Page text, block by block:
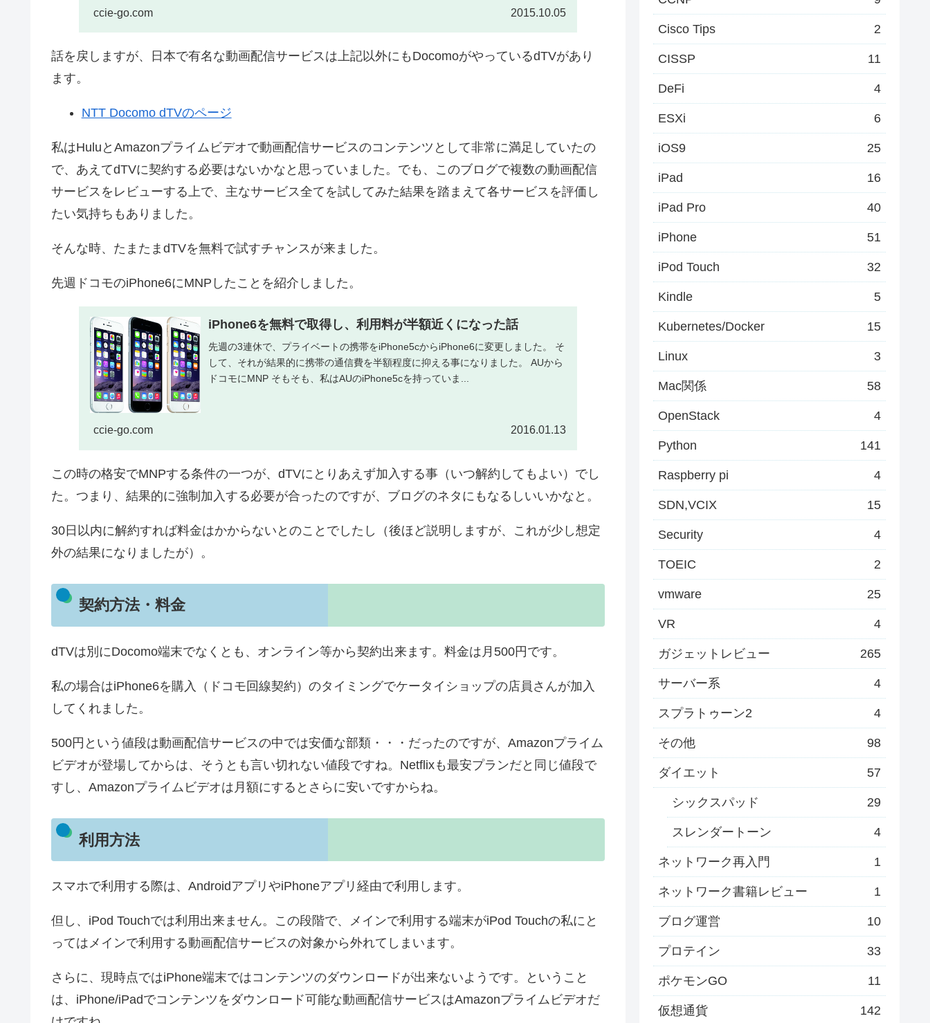
ccie-go.com 2015.10.05
話を戻しますが、日本で有名な動画配信サービスは上記以外にもDocomoがやっているdTVがあり
ます。
NTT Docomo dTVのページ
私はHuluとAmazonプライムビデオで動画配信サービスのコンテンツとして非常に満足していたの
で、あえてdTVに契約する必要はないかなと思っていました。でも、このブログで複数の動画配信
サービスをレビューする上で、主なサービス全てを試してみた結果を踏まえて各サービスを評価し
たい気持ちもありました。
そんな時、たまたまdTVを無料で試すチャンスが来ました。
先週ドコモのiPhone6にMNPしたことを紹介しました。
iPhone6を無料で取得し、利用料が半額近くになった話
先週の3連休で、プライベートの携帯をiPhone5cからiPhone6に変更しました。 そ
して、それが結果的に携帯の通信費を半額程度に抑える事になりました。 AUから
ドコモにMNP そもそも、私はAUのiPhone5cを持っていま...
ccie-go.com 2016.01.13
この時の格安でMNPする条件の一つが、dTVにとりあえず加入する事（いつ解約してもよい）でし
た。つまり、結果的に強制加入する必要が合ったのですが、ブログのネタにもなるしいいかなと。
30日以内に解約すれば料金はかからないとのことでしたし（後ほど説明しますが、これが少し想定
外の結果になりましたが）。
契約方法・料金
dTVは別にDocomo端末でなくとも、オンライン等から契約出来ます。料金は月500円です。
私の場合はiPhone6を購入（ドコモ回線契約）のタイミングでケータイショップの店員さんが加入
してくれました。
500円という値段は動画配信サービスの中では安価な部類・・・だったのですが、Amazonプライム
ビデオが登場してからは、そうとも言い切れない値段ですね。Netflixも最安プランだと同じ値段で
すし、Amazonプライムビデオは月額にするとさらに安いですからね。
利用方法
スマホで利用する際は、AndroidアプリやiPhoneアプリ経由で利用します。
但し、iPod Touchでは利用出来ません。この段階で、メインで利用する端末がiPod Touchの私にと
ってはメインで利用する動画配信サービスの対象から外れてしまいます。
さらに、現時点ではiPhone端末ではコンテンツのダウンロードが出来ないようです。ということ
は、iPhone/iPadでコンテンツをダウンロード可能な動画配信サービスはAmazonプライムビデオだ
Cisco Tips 2
CISSP 11
DeFi 4
ESXi 6
iOS9 25
iPad 16
iPad Pro 40
iPhone 51
iPod Touch 32
Kindle 5
Kubernetes/Docker 15
Linux 3
Mac関係 58
OpenStack 4
Python 141
Raspberry pi 4
SDN,VCIX 15
Security 4
TOEIC 2
vmware 25
VR 4
ガジェットレビュー 265
サーバー系 4
スプラトゥーン2 4
その他 98
ダイエット 57
シックスパッド 29
スレンダートーン 4
ネットワーク再入門 1
ネットワーク書籍レビュー 1
ブログ運営 10
プロテイン 33
ポケモンGO 11
仮想通貨 142